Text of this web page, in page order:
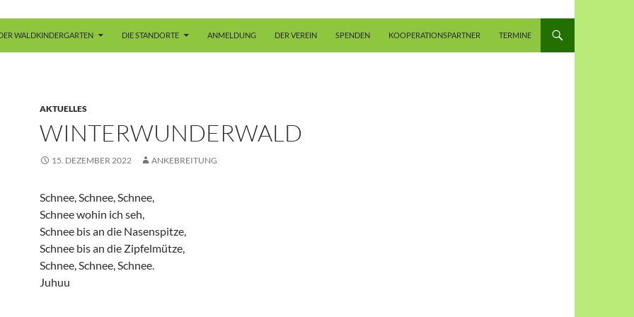
WALDKINDERGARTEN DIE STANDORTE ANMELDUNG DER VEREIN SPENDEN KOOPERATIONSPARTNER TERMINE
AKTUELLES
WINTERWUNDERWALD
15. DEZEMBER 2022 ANKEBREITUNG
Schnee, Schnee, Schnee,
Schnee wohin ich seh,
Schnee bis an die Nasenspitze,
Schnee bis an die Zipfelmütze,
Schnee, Schnee, Schnee.
Juhuu